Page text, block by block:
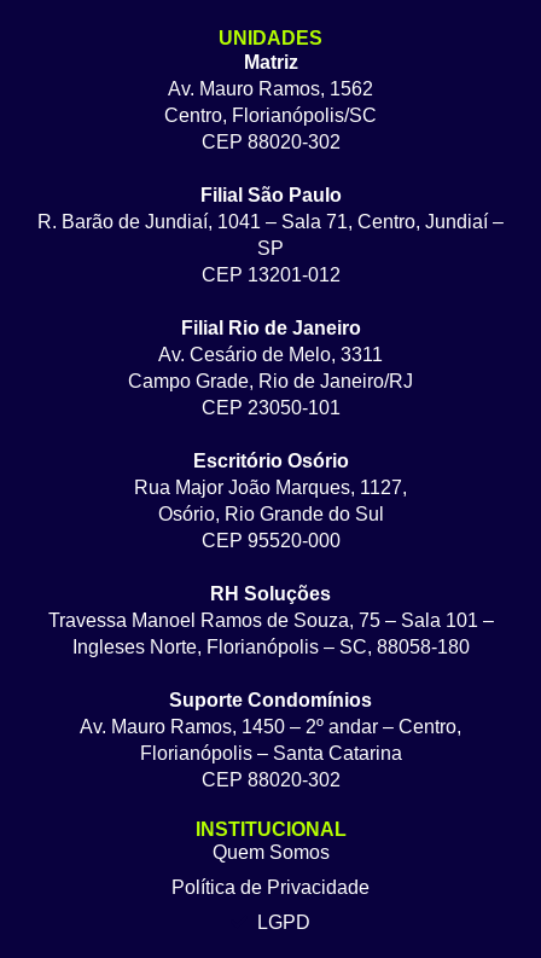
UNIDADES
Matriz
Av. Mauro Ramos, 1562
Centro, Florianópolis/SC
CEP 88020-302
Filial São Paulo
R. Barão de Jundiaí, 1041 – Sala 71, Centro, Jundiaí –
SP
CEP 13201-012
Filial Rio de Janeiro
Av. Cesário de Melo, 3311
Campo Grade, Rio de Janeiro/RJ
CEP 23050-101
Escritório Osório
Rua Major João Marques, 1127,
Osório, Rio Grande do Sul
CEP 95520-000
RH Soluções
Travessa Manoel Ramos de Souza, 75 – Sala 101 –
Ingleses Norte, Florianópolis – SC, 88058-180
Suporte Condomínios
Av. Mauro Ramos, 1450 – 2º andar – Centro,
Florianópolis – Santa Catarina
CEP 88020-302
INSTITUCIONAL
Quem Somos
Política de Privacidade
LGPD